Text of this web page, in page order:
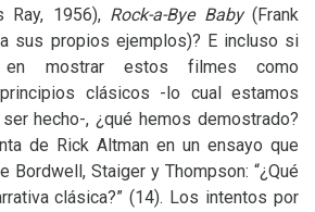
Ray, 1956),Rock-a-Bye Baby(Frank
sus propios ejemplos)? E incluso si
en mostrar estos filmes como
clásicos -lo cual estamos
hecho-, ¿qué hemos demostrado?
de Rick Altman en un ensayo que
Bordwell, Staiger y Thompson: “¿Qué
clásica?” (14). Los intentos por